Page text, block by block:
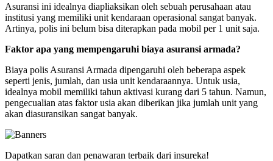
Asuransi ini idealnya diapliaksikan oleh sebuah perusahaan atau
institusi yang memiliki unit kendaraan operasional sangat banyak.
Artinya, polis ini belum bisa diterapkan pada mobil per 1 unit saja.
Faktor apa yang mempengaruhi biaya asuransi armada?
Biaya polis Asuransi Armada dipengaruhi oleh beberapa aspek
seperti jenis, jumlah, dan usia unit kendaraannya. Untuk usia,
idealnya mobil memiliki tahun aktivasi kurang dari 5 tahun. Namun,
pengecualian atas faktor usia akan diberikan jika jumlah unit yang
akan diasuransikan sangat banyak.
Dapatkan saran dan penawaran terbaik dari insureka!